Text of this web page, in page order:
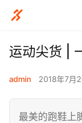
运动尖货 |
admin 2018年7月
最美的跑鞋上